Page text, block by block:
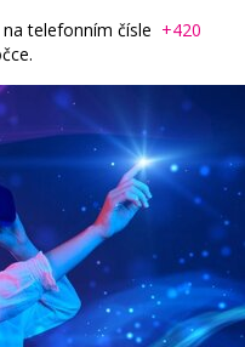
telefonním čísle +420